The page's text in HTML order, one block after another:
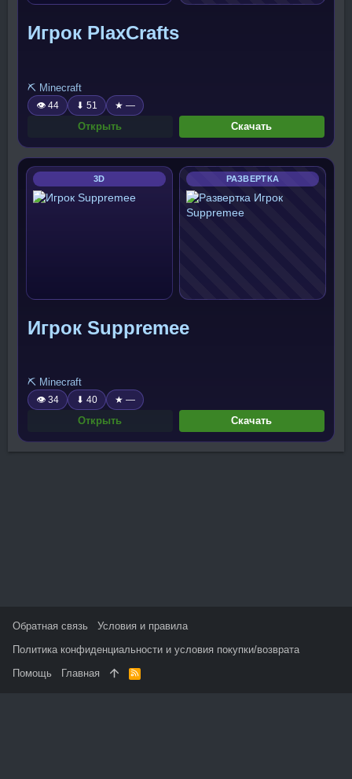
Игрок PlaxCrafts
⛏️ Minecraft
👁 44 ⬇ 51 ★ —
Открыть Скачать
3D РАЗВЕРТКА
Игрок Suppremee
⛏️ Minecraft
👁 34 ⬇ 40 ★ —
Открыть Скачать
Обратная связь
Условия и правила
Политика конфиденциальности и условия покупки/возврата
Помощь
Главная
R